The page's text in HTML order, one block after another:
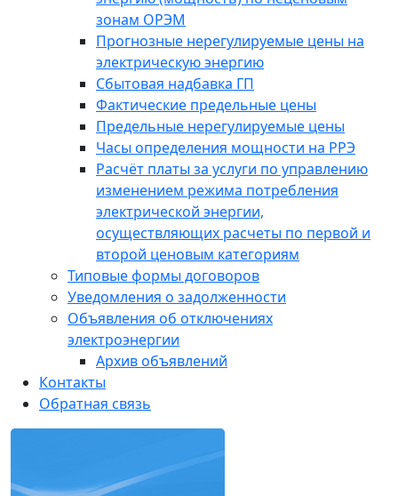
зонам ОРЭМ
Прогнозные нерегулируемые цены на
электрическую энергию
Сбытовая надбавка ГП
Фактические предельные цены
Предельные нерегулируемые цены
Часы определения мощности на РРЭ
Расчёт платы за услуги по управлению
изменением режима потребления
электрической энергии,
осуществляющих расчеты по первой и
второй ценовым категориям
Типовые формы договоров
Уведомления о задолженности
Объявления об отключениях
электроэнергии
Архив объявлений
Контакты
Обратная связь